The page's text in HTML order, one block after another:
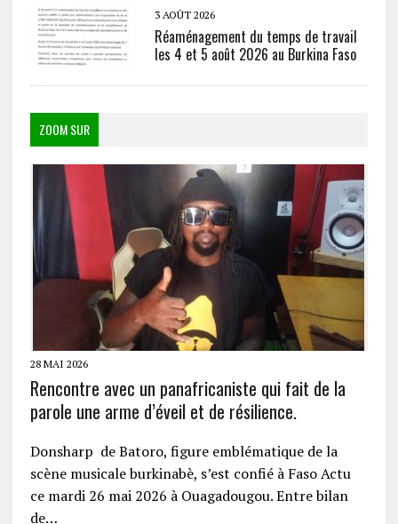
3 AOÛT 2026
Réaménagement du temps de travail
les 4 et 5 août 2026 au Burkina Faso
ZOOM SUR
28 MAI 2026
Rencontre avec un panafricaniste qui fait de la
parole une arme d’éveil et de résilience.
Donsharp de Batoro, figure emblématique de la
scène musicale burkinabè, s’est confié à Faso Actu
ce mardi 26 mai 2026 à Ouagadougou. Entre bilan
de…